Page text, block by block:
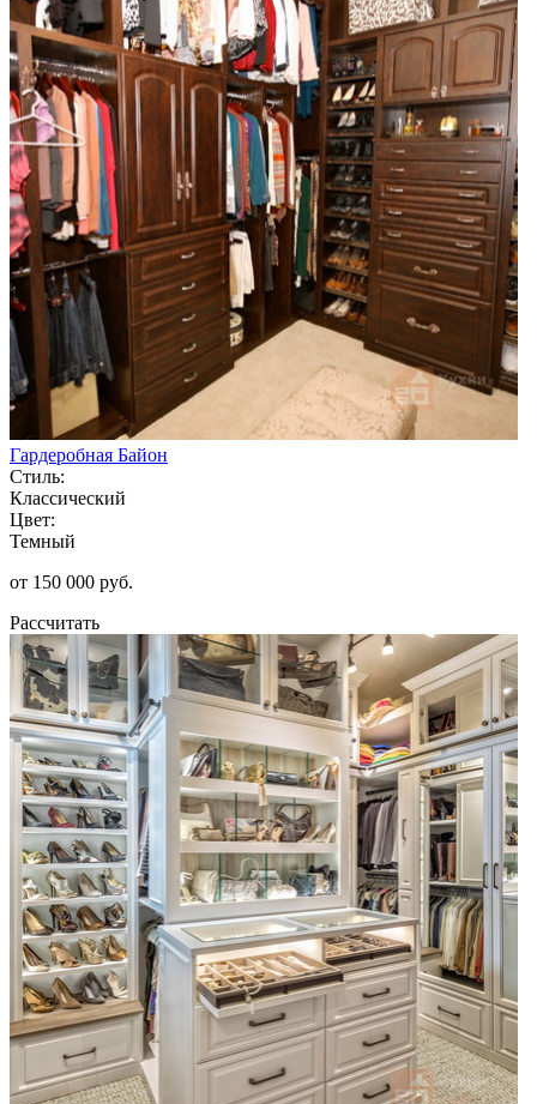
Гардеробная Байон
Стиль:
Классический
Цвет:
Темный
от 150 000 руб.
Рассчитать